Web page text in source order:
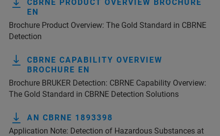
CBRNE PRODUCT OVERVIEW BROCHURE
EN
Brochure Product Overview: The Gold Standard in CBRNE
Detection
CBRNE CAPABILITY OVERVIEW
BROCHURE EN
Brochure BRUKER Detection: CBRNE Capability Overview:
The Gold Standard in CBRNE Detection Solutions
AN CBRNE 1893398
Application Note: Detection of Hazardous Substances at